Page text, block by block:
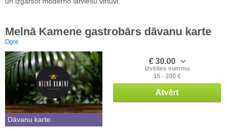
Melnā Kamene gastrobārs dāvanu karte
Ogre
Dāvanu karte
€ 30.00
Izvēlies summu
15 - 200 €
Atvērt